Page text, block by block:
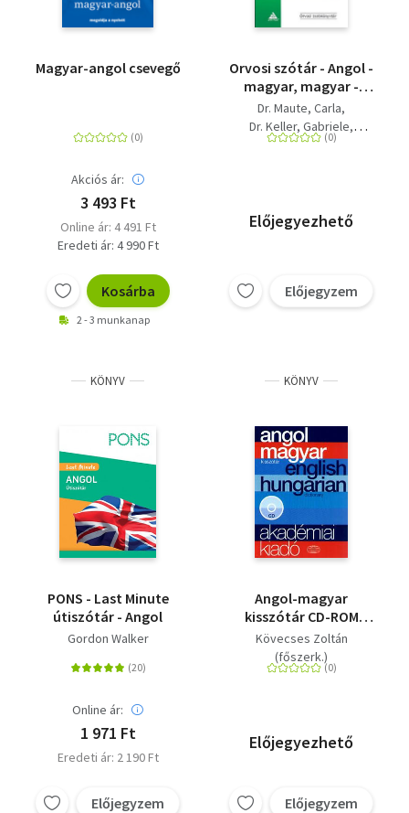
Magyar-angol csevegő
Akciós ár:
3 493 Ft
Online ár: 4 491 Ft
Eredeti ár: 4 990 Ft
Kosárba
2 - 3 munkanap
Orvosi szótár - Angol -
magyar, magyar -
angol
Dr. Maute, Carla
Dr. Keller, Gabriele
Dr. Prinz, Stephanie
Santiago
Előjegyezhető
Előjegyzem
KÖNYV
PONS - Last Minute
útiszótár - Angol
Gordon Walker
Online ár:
1 971 Ft
Eredeti ár: 2 190 Ft
Előjegyzem
KÖNYV
Angol-magyar
kisszótár CD-ROM
melléklettel - English -
hungarian dictionary
Kövecses Zoltán
(főszerk.)
Előjegyezhető
Előjegyzem